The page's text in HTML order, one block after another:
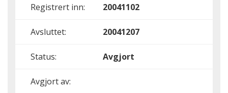
Registrert inn: 20041102
Avsluttet: 20041207
Status: Avgjort
Avgjort av: